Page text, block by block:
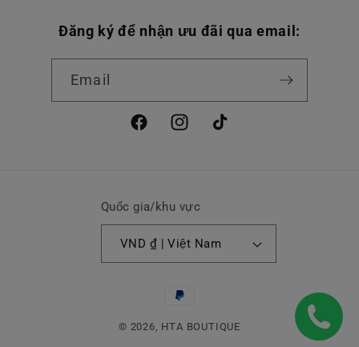
Đăng ký để nhận ưu đãi qua email:
Email
FacebookInstagramTikTok
Quốc gia/khu vực
VND ₫ | Việt Nam
Phương
thanh
© 2026, HTA BOUTIQUE